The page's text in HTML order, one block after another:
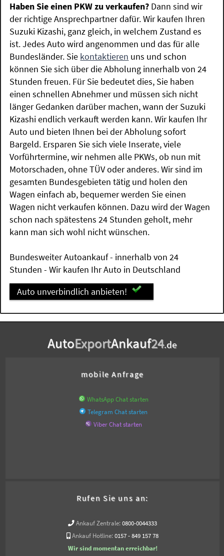
Haben Sie einen PKW zu verkaufen? Dann sind wir
der richtige Ansprechpartner dafür. Wir kaufen Ihren
Suzuki Kizashi, ganz gleich, in welchem Zustand es
ist. Jedes Auto wird angenommen und das für alle
Bundesländer. Sie kontaktieren uns und schon
können Sie sich über die Abholung innerhalb von 24
Stunden freuen. Für Sie bedeutet dies, Sie haben
einen schnellen Abnehmer und müssen sich nicht
länger Gedanken darüber machen, wann der Suzuki
Kizashi endlich verkauft werden kann. Wir kaufen Ihr
Auto und bieten Ihnen bei der Abholung sofort
Bargeld. Ersparen Sie sich viele Inserate, viele
Vorführtermine, wir nehmen alle PKWs, ob nun mit
Motorschaden, ohne TÜV oder anderes. Wir sind im
gesamten Bundesgebieten tätig und holen den
Wagen einfach ab, bequemer werden Sie einen
Wagen nicht verkaufen können. Dazu wird der Wagen
schon nach spätestens 24 Stunden geholt, mehr
kann man sich wohl nicht wünschen.
Bundesweiter Autoankauf - innerhalb von 24
Stunden - Wir kaufen Ihr Auto in Deutschland
Auto unverbindlich anbieten!
AutoExportAnkauf24.de
mobile Anfrage
WhatsApp Chat starten
Telegram Chat starten
Viber Chat starten
Rufen Sie uns an:
Ankauf Zentrale: 0800-0044333
Ankauf Hotline: 0157 - 849 157 78
Wir sind momentan erreichbar!